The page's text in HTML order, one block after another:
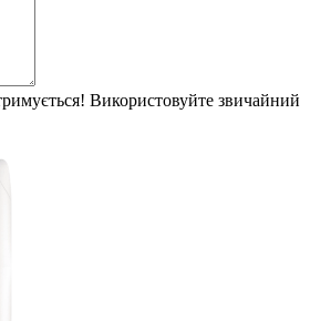
Використовуйте звичайний